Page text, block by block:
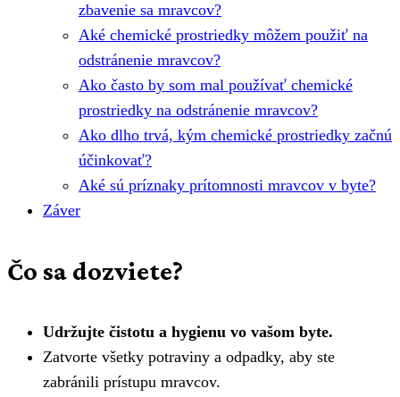
zbavenie sa mravcov?
Aké chemické prostriedky môžem použiť na
odstránenie mravcov?
Ako často by som mal používať chemické
prostriedky na odstránenie mravcov?
Ako dlho trvá, kým chemické prostriedky začnú
účinkovať?
Aké sú príznaky prítomnosti mravcov v byte?
Záver
Čo sa dozviete?
Udržujte čistotu a hygienu vo vašom byte.
Zatvorte všetky potraviny a odpadky, aby ste
zabránili prístupu mravcov.